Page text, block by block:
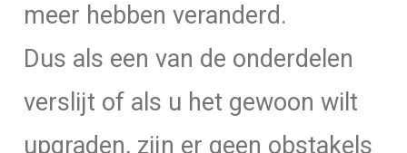
meer hebben veranderd.
Dus als een van de onderdelen
verslijt of als u het gewoon wilt
upgraden, zijn er geen obstakels